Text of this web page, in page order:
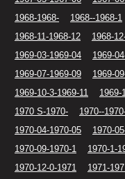
1968-1968-
1968--1968-1
1968-11-1968-12
1968-
1969-03-1969-04
1969-
1969-07-1969-09
1969-
1969-10-3-1969-11
1969-
1970 S-1970-
1970--
1970-04-1970-05
1970-
1970-09-1970-1
1970-1-
1970-12-0-1971
1971-